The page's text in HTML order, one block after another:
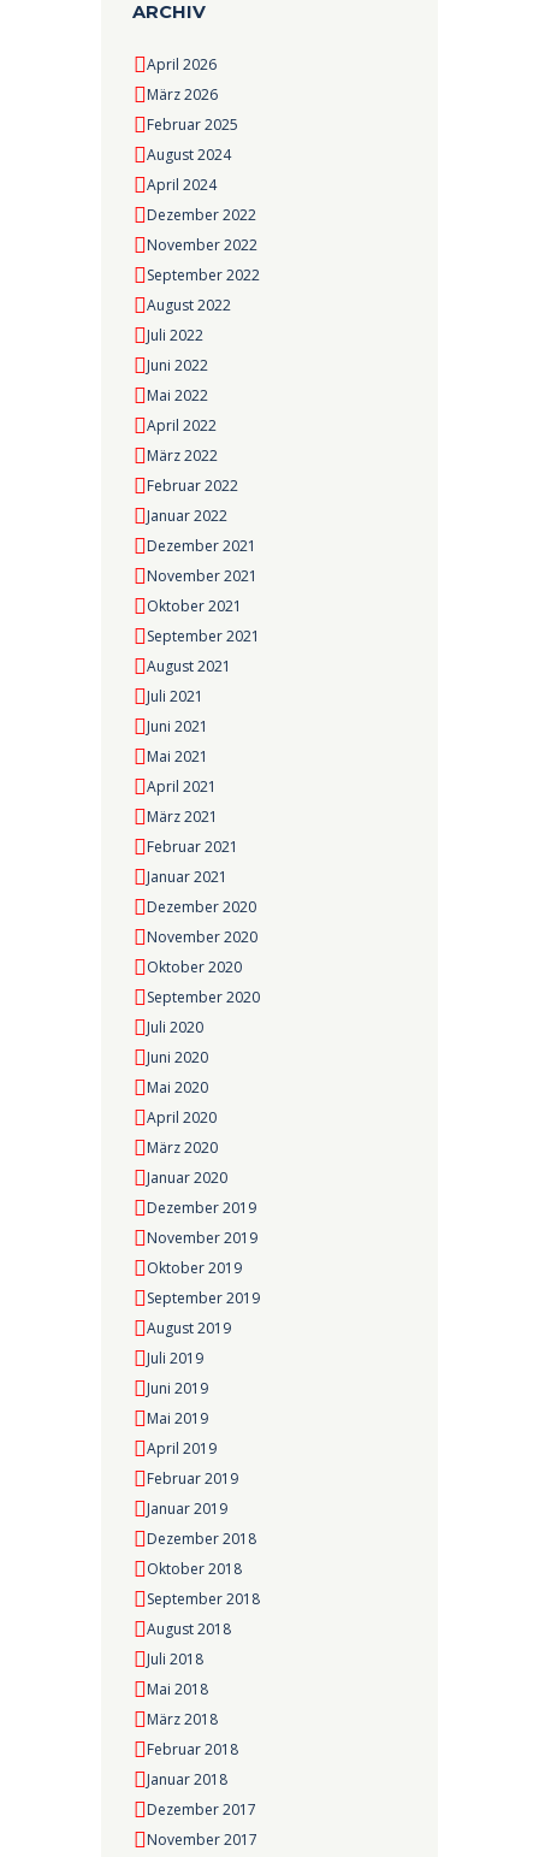
ARCHIV
April 2026
März 2026
Februar 2025
August 2024
April 2024
Dezember 2022
November 2022
September 2022
August 2022
Juli 2022
Juni 2022
Mai 2022
April 2022
März 2022
Februar 2022
Januar 2022
Dezember 2021
November 2021
Oktober 2021
September 2021
August 2021
Juli 2021
Juni 2021
Mai 2021
April 2021
März 2021
Februar 2021
Januar 2021
Dezember 2020
November 2020
Oktober 2020
September 2020
Juli 2020
Juni 2020
Mai 2020
April 2020
März 2020
Januar 2020
Dezember 2019
November 2019
Oktober 2019
September 2019
August 2019
Juli 2019
Juni 2019
Mai 2019
April 2019
Februar 2019
Januar 2019
Dezember 2018
Oktober 2018
September 2018
August 2018
Juli 2018
Mai 2018
März 2018
Februar 2018
Januar 2018
Dezember 2017
November 2017